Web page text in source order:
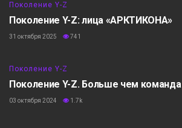
Поколение Y-Z
Поколение Y-Z: лица «АРКТИКОНА»
31 октября 2025
741
Поколение Y-Z
Поколение Y-Z. Больше чем команда
03 октября 2024
1.7k